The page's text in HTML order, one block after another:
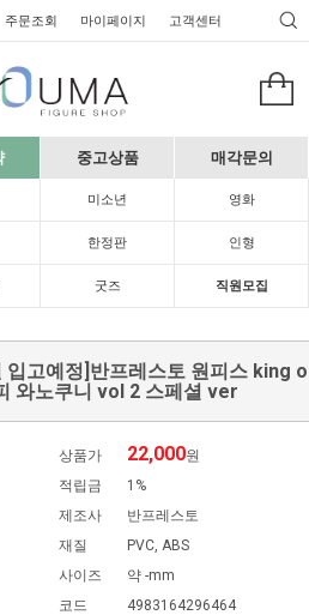
주문조회 마이페이지 고객센터
중고상품 매각문의
미소년 영화
한정판 인형
굿즈 직원모집
고예정]반프레스토 원피스 king o
와노쿠니 vol 2 스페셜 ver
상품가 22,000원
적립금
1%
제조사
반프레스토
재질
PVC, ABS
사이즈
약 -mm
코드
4983164296464